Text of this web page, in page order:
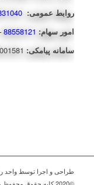
روابط عمومی:
امور سهام: 88558121 – 021
سامانه پیامکی:
طراحی و اجرا توسط واحد